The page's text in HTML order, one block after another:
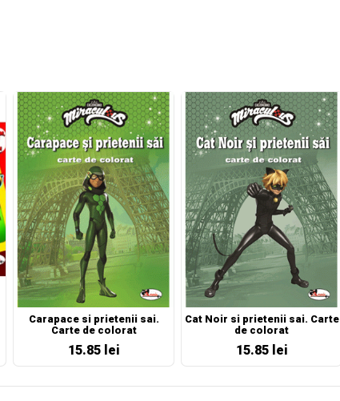
Carapace si prietenii sai.
Carte de colorat
15.85 lei
Cat Noir si prietenii sai. Carte
de colorat
15.85 lei